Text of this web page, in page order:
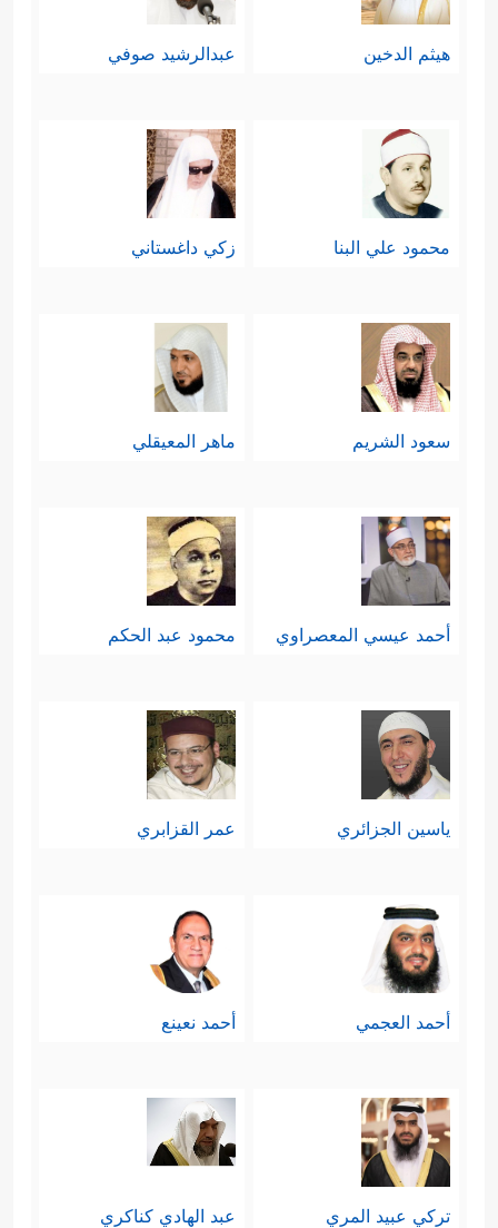
هيثم الدخين عبدالرشيد صوفي
محمود علي البنا زكي داغستاني
سعود الشريم ماهر المعيقلي
أحمد عيسي المعصراوي محمود عبد الحكم
ياسين الجزائري عمر القزابري
أحمد العجمي أحمد نعينع
تركي عبيد المري عبد الهادي كناكري